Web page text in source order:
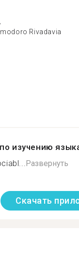
Rivadavia
изучению
Развернуть
Скачать